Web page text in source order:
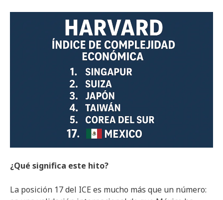
¿Qué significa este hito?
La posición 17 del ICE es mucho más que un número: